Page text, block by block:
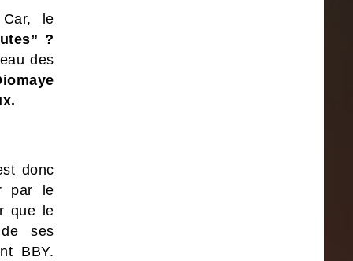
le
?
des
donc
par le
que le
ses
BBY.